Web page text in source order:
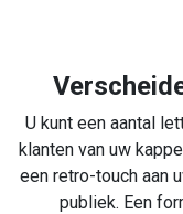
U kunt een aantal
klanten van uw
een retro-touch aan
publiek. Een